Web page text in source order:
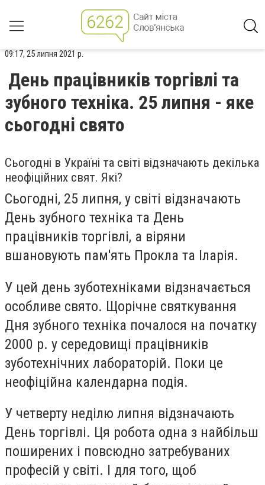
09:17, 25 липня 2021 р.
День працівників торгівлі та
зубного техніка. 25 липня - яке
сьогодні свято
Сьогодні в Україні та світі відзначають декілька
неофіційних свят. Які?
Сьогодні, 25 липня, у світі відзначають
День зубного техніка та День
працівників торгівлі, а віряни
вшановують пам'ять Прокла та Іларія.
У цей день зуботехніками відзначається
особливе свято. Щорічне святкування
Дня зубного техніка почалося на початку
2000 р. у середовищі працівників
зуботехнічних лабораторій. Поки це
неофіційна календарна подія.
У четверту неділю липня відзначають
День торгівлі. Ця робота одна з найбільш
поширених і повсюдно затребуваних
професій у світі. І для того, щоб